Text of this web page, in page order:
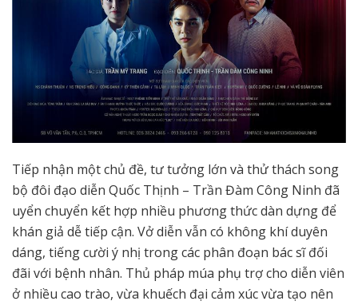
Tiếp nhận một chủ đề, tư tưởng lớn và thử thách song
bộ đôi đạo diễn Quốc Thịnh – Trần Đàm Công Ninh đã
uyển chuyển kết hợp nhiều phương thức dàn dựng để
khán giả dễ tiếp cận. Vở diễn vẫn có không khí duyên
dáng, tiếng cười ý nhị trong các phân đoạn bác sĩ đối
đãi với bệnh nhân. Thủ pháp múa phụ trợ cho diễn viên
ở nhiều cao trào, vừa khuếch đại cảm xúc vừa tạo nên